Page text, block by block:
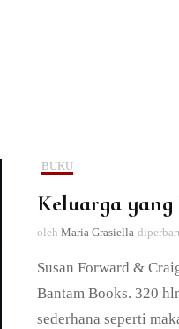
BUKU
Keluarga
oleh Maria Grasiella
Susan Forward &
Bantam Books. 320
sederhana seperti